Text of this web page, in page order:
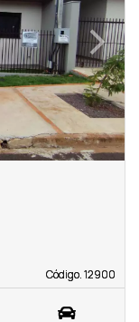
›
Next
Código. 12900
Código. 12900